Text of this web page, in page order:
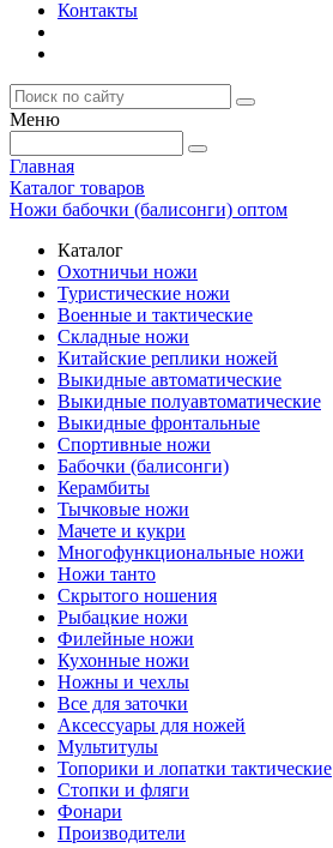
Контакты
Меню
Главная
Каталог товаров
Ножи бабочки (балисонги) оптом
Каталог
Охотничьи ножи
Туристические ножи
Военные и тактические
Складные ножи
Китайские реплики ножей
Выкидные автоматические
Выкидные полуавтоматические
Выкидные фронтальные
Спортивные ножи
Бабочки (балисонги)
Керамбиты
Тычковые ножи
Мачете и кукри
Многофункциональные ножи
Ножи танто
Скрытого ношения
Рыбацкие ножи
Филейные ножи
Кухонные ножи
Ножны и чехлы
Все для заточки
Аксессуары для ножей
Мультитулы
Топорики и лопатки тактические
Стопки и фляги
Фонари
Производители